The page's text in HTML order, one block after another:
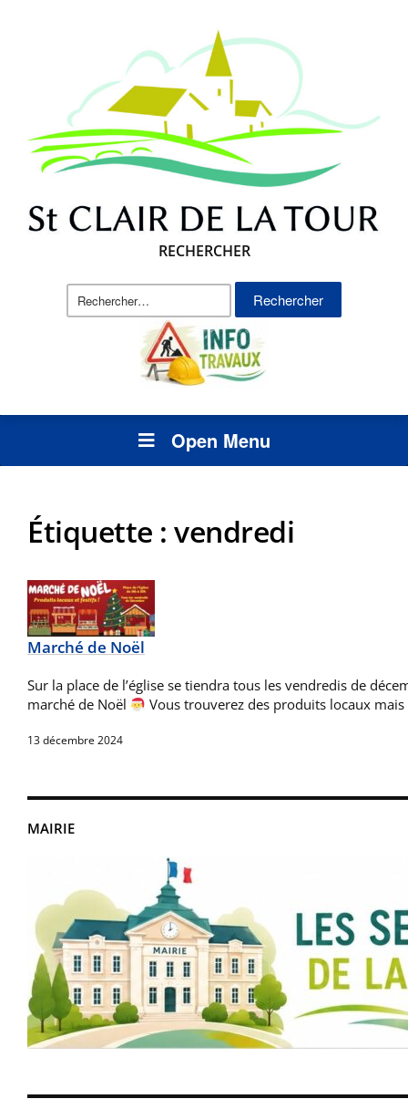
RECHERCHER
Rechercher :
Open Menu
MAIRIE
Étiquette : vendredi
Marché de Noël
Sur la place de l’église se tiendra tous les vendredis de
marché de Noël
Vous trouverez des produits locaux
13 décembre 2024